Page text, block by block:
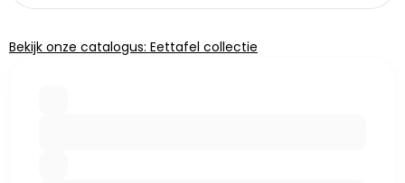
Bekijk onze catalogus: Eettafel collectie